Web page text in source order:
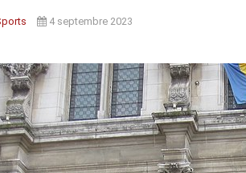
4 septembre 2023